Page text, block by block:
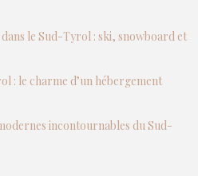
le Sud-Tyrol : ski, snowboard et
: le charme d’un hébergement
incontournables du Sud-